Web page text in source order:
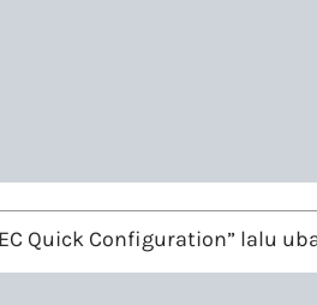
Quick Configuration” lalu